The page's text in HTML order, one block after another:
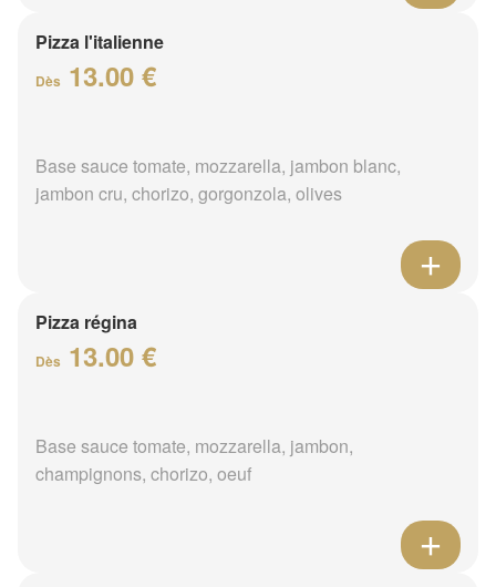
Pizza l'italienne
Dès 13.00 €
Base sauce tomate, mozzarella, jambon blanc,
jambon cru, chorizo, gorgonzola, olives
Pizza régina
Dès 13.00 €
Base sauce tomate, mozzarella, jambon,
champignons, chorizo, oeuf